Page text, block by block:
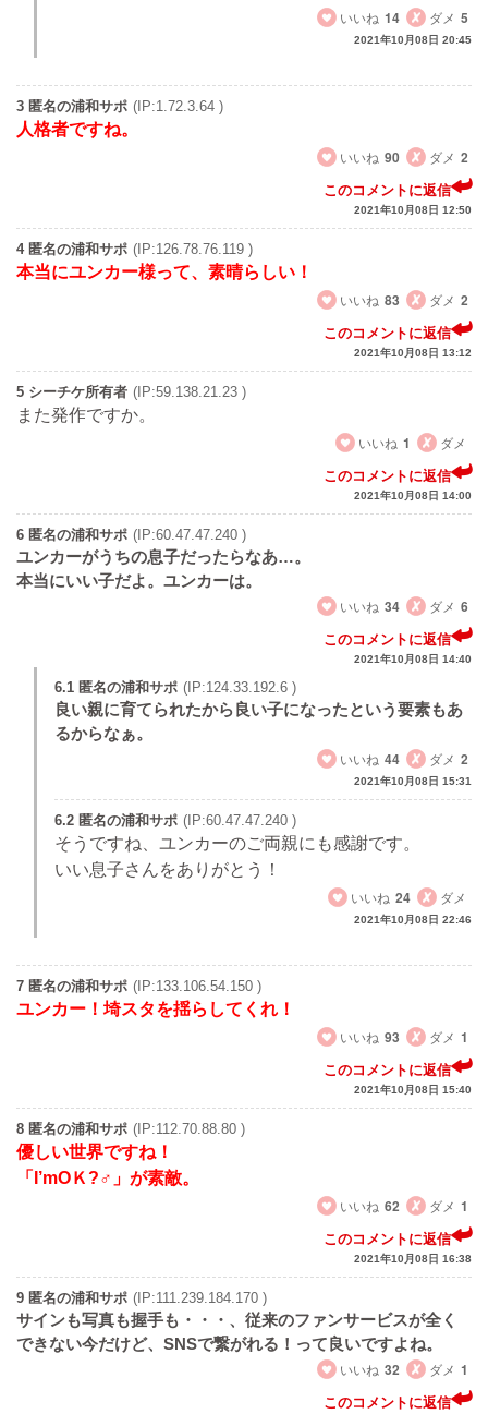
いいね 14 ダメ 5
2021年10月08日 20:45
3 匿名の浦和サポ (IP:1.72.3.64 )
人格者ですね。
いいね 90 ダメ 2
このコメントに返信
2021年10月08日 12:50
4 匿名の浦和サポ (IP:126.78.76.119 )
本当にユンカー様って、素晴らしい！
いいね 83 ダメ 2
このコメントに返信
2021年10月08日 13:12
5 シーチケ所有者 (IP:59.138.21.23 )
また発作ですか。
いいね 1 ダメ
このコメントに返信
2021年10月08日 14:00
6 匿名の浦和サポ (IP:60.47.47.240 )
ユンカーがうちの息子だったらなあ…。
本当にいい子だよ。ユンカーは。
いいね 34 ダメ 6
このコメントに返信
2021年10月08日 14:40
6.1 匿名の浦和サポ (IP:124.33.192.6 )
良い親に育てられたから良い子になったという要素もあ
るからなぁ。
いいね 44 ダメ 2
2021年10月08日 15:31
6.2 匿名の浦和サポ (IP:60.47.47.240 )
そうですね、ユンカーのご両親にも感謝です。
いい息子さんをありがとう！
いいね 24 ダメ
2021年10月08日 22:46
7 匿名の浦和サポ (IP:133.106.54.150 )
ユンカー！埼スタを揺らしてくれ！
いいね 93 ダメ 1
このコメントに返信
2021年10月08日 15:40
8 匿名の浦和サポ (IP:112.70.88.80 )
優しい世界ですね！
「I’mOＫ?‍♂️」が素敵。
いいね 62 ダメ 1
このコメントに返信
2021年10月08日 16:38
9 匿名の浦和サポ (IP:111.239.184.170 )
サインも写真も握手も・・・、従来のファンサービスが全く
できない今だけど、SNSで繋がれる！って良いですよね。
いいね 32 ダメ 1
このコメントに返信